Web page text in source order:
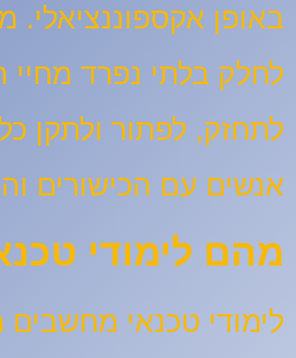
באופן
לחלק בלתי נפרד מחיי
לתחזק, לפתור ולתקן
אנשים עם הכישורים
מהם לימודי
לימודי טכנאי